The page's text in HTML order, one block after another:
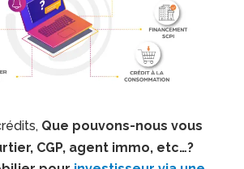
Que pouvons-nous vous
CGP, agent immo, etc…?